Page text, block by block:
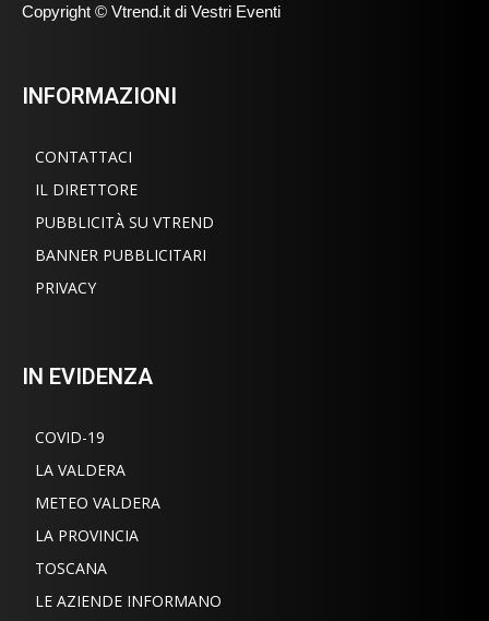
Copyright © Vtrend.it di Vestri Eventi
INFORMAZIONI
CONTATTACI
IL DIRETTORE
PUBBLICITÀ SU VTREND
BANNER PUBBLICITARI
PRIVACY
IN EVIDENZA
COVID-19
LA VALDERA
METEO VALDERA
LA PROVINCIA
TOSCANA
LE AZIENDE INFORMANO